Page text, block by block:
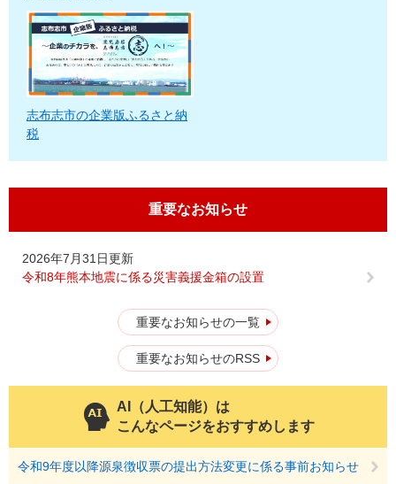
志布志市の企業版ふるさと納
税
重要なお知らせ
2026年7月31日更新
令和8年熊本地震に係る災害義援金箱の設置
重要なお知らせの一覧
重要なお知らせのRSS
AI（人工知能）は
こんなページをおすすめします
令和9年度以降源泉徴収票の提出方法変更に係る事前お知らせ